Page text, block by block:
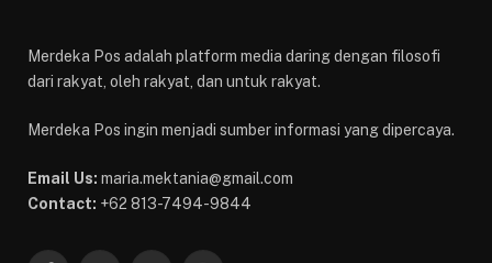
Merdeka Pos adalah platform media daring dengan filosofi
dari rakyat, oleh rakyat, dan untuk rakyat.
Merdeka Pos ingin menjadi sumber informasi yang dipercaya.
Email Us: maria.mektania@gmail.com
Contact: +62 813-7494-9844